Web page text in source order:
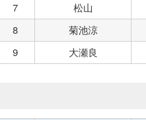
7 松山
8 菊池涼
9 大瀬良